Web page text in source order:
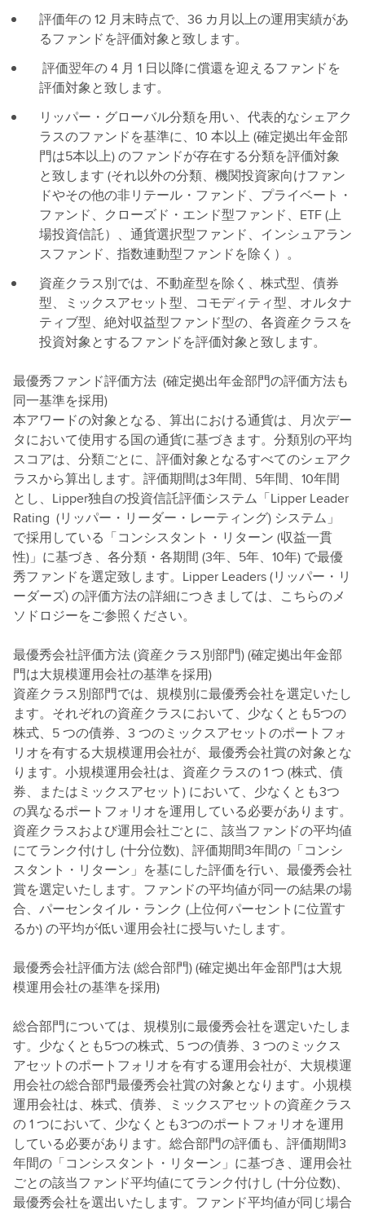
評価年の 12 月末時点で、36 カ月以上の運用実績があ
るファンドを評価対象と致します。
評価翌年の 4 月 1 日以降に償還を迎えるファンドを
評価対象と致します。
リッパー・グローバル分類を用い、代表的なシェアク
ラスのファンドを基準に、10 本以上 (確定拠出年金部
門は5本以上) のファンドが存在する分類を評価対象
と致します (それ以外の分類、機関投資家向けファン
ドやその他の非リテール・ファンド、プライベート・
ファンド、クローズド・エンド型ファンド、ETF (上
場投資信託）、通貨選択型ファンド、インシュアラン
スファンド、指数連動型ファンドを除く）。
資産クラス別では、不動産型を除く、株式型、債券
型、ミックスアセット型、コモディティ型、オルタナ
ティブ型、絶対収益型ファンド型の、各資産クラスを
投資対象とするファンドを評価対象と致します。
最優秀ファンド評価方法 (確定拠出年金部門の評価方法も
同一基準を採用)
本アワードの対象となる、算出における通貨は、月次デー
タにおいて使用する国の通貨に基づきます。分類別の平均
スコアは、分類ごとに、評価対象となるすべてのシェアク
ラスから算出します。評価期間は3年間、5年間、10年間
とし、Lipper独自の投資信託評価システム「Lipper Leader
Rating (リッパー・リーダー・レーティング) システム」
で採用している「コンシスタント・リターン (収益一貫
性)」に基づき、各分類・各期間 (3年、5年、10年) で最優
秀ファンドを選定致します。Lipper Leaders (リッパー・リ
ーダーズ) の評価方法の詳細につきましては、こちらのメ
ソドロジーをご参照ください。
最優秀会社評価方法 (資産クラス別部門) (確定拠出年金部
門は大規模運用会社の基準を採用)
資産クラス別部門では、規模別に最優秀会社を選定いたし
ます。それぞれの資産クラスにおいて、少なくとも5つの
株式、5 つの債券、3 つのミックスアセットのポートフォ
リオを有する大規模運用会社が、最優秀会社賞の対象とな
ります。小規模運用会社は、資産クラスの 1 つ (株式、債
券、またはミックスアセット) において、少なくとも3つ
の異なるポートフォリオを運用している必要があります。
資産クラスおよび運用会社ごとに、該当ファンドの平均値
にてランク付けし (十分位数)、評価期間3年間の「コンシ
スタント・リターン」を基にした評価を行い、最優秀会社
賞を選定いたします。ファンドの平均値が同一の結果の場
合、パーセンタイル・ランク (上位何パーセントに位置す
るか) の平均が低い運用会社に授与いたします。
最優秀会社評価方法 (総合部門) (確定拠出年金部門は大規
模運用会社の基準を採用)
総合部門については、規模別に最優秀会社を選定いたしま
す。少なくとも5つの株式、5 つの債券、3 つのミックス
アセットのポートフォリオを有する運用会社が、大規模運
用会社の総合部門最優秀会社賞の対象となります。小規模
運用会社は、株式、債券、ミックスアセットの資産クラス
の 1 つにおいて、少なくとも3つのポートフォリオを運用
している必要があります。総合部門の評価も、評価期間3
年間の「コンシスタント・リターン」に基づき、運用会社
ごとの該当ファンド平均値にてランク付けし (十分位数)、
最優秀会社を選出いたします。ファンド平均値が同じ場合